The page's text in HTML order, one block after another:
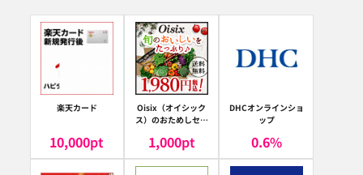
楽天カード
10,000pt
Oisix（オイシック
ス）のおためしセッ
1,000pt
DHCオンラインショ
ップ
0.6%